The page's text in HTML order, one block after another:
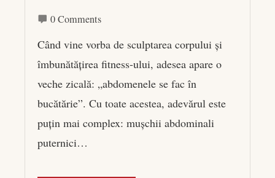
0 Comments
Când vine vorba de sculptarea corpului și
îmbunătățirea fitness-ului, adesea apare o
veche zicală: „abdomenele se fac în
bucătărie”. Cu toate acestea, adevărul este
puțin mai complex: mușchii abdominali
puternici…